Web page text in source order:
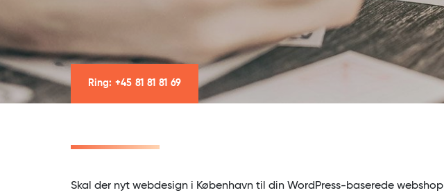
Ring: +45 81 81 81 69
Skal der nyt webdesign i København til din WordPress-baserede webshop